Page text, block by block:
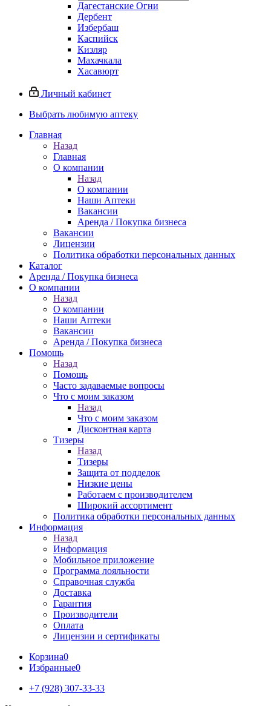
Дагестанские Огни
Дербент
Избербаш
Каспийск
Кизляр
Махачкала
Хасавюрт
Личный кабинет
Выбрать любимую аптеку
Главная
Назад
Главная
О компании
Назад
О компании
Наши Аптеки
Вакансии
Аренда / Покупка бизнеса
Вакансии
Лицензии
Политика обработки персональных данных
Каталог
Аренда / Покупка бизнеса
О компании
Назад
О компании
Наши Аптеки
Вакансии
Аренда / Покупка бизнеса
Помощь
Назад
Помощь
Часто задаваемые вопросы
Что с моим заказом
Назад
Что с моим заказом
Дисконтная карта
Тизеры
Назад
Тизеры
Защита от подделок
Низкие цены
Работаем с производителем
Широкий ассортимент
Политика обработки персональных данных
Информация
Назад
Информация
Мобильное приложение
Программа лояльности
Справочная служба
Доставка
Гарантия
Производители
Оплата
Лицензии и сертификаты
Корзина0
Избранные0
+7 (928) 307-33-33